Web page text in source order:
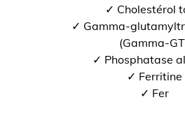
✓ Cholestérol
✓ Gamma-
(Gamma-
✓ Phosphatase
✓ Ferritine
✓ Fer